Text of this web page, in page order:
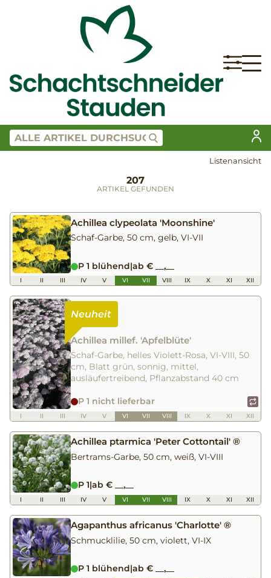
Listenansicht
207
ARTIKEL GEFUNDEN
Achillea clypeolata 'Moonshine'
Schaf-Garbe, 50 cm, gelb, VI-VII
P 1 blühend|ab € __,__
I II III IV V VI VII VIII IX X XI XII
Achillea millef. 'Apfelblüte'
Schaf-Garbe, helles Violett-Rosa, VI-VIII, 50
cm, Blatt grün, sonnig, mittel,
ausläufertreibend, Pflanzabstand 40 cm
P 1 nicht lieferbar
I II III IV V VI VII VIII IX X XI XII
Achillea ptarmica 'Peter Cottontail' ®
Bertrams-Garbe, 50 cm, weiß, VI-VIII
P 1|ab € __,__
I II III IV V VI VII VIII IX X XI XII
Agapanthus africanus 'Charlotte' ®
Schmucklilie, 50 cm, violett, VI-IX
P 1 blühend|ab € __,__